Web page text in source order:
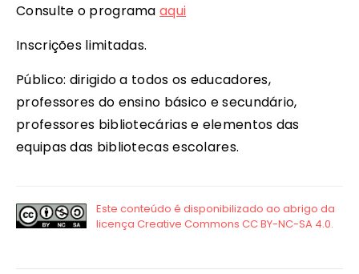
Consulte o programaaqui
Inscrições limitadas.
Público: dirigido a todos os educadores,
professores do ensino básico e secundário,
professores bibliotecárias e elementos das
equipas das bibliotecas escolares.